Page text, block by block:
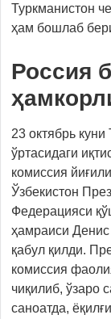
Туркманистон
ҳам бошлаб
Россия
23 октябрь
ўртасидаги
комиссия
Ўзбекистон
Федерацияси
ҳамраиси
қабул қилди.
комиссия
чиқилиб, ўзаро
саноатда,